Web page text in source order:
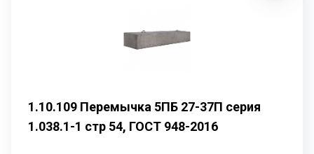
1.10.109 Перемычка 5ПБ 27-37П серия
1.038.1-1 стр 54, ГОСТ 948-2016